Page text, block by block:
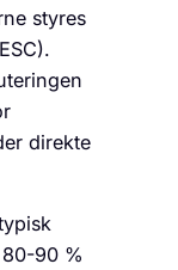
styres
direkte
90 %